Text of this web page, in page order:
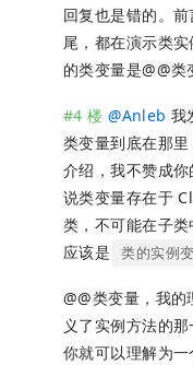
回复也是错的。
尾，都在演示类
的类变量是@@类
#4 楼 @Anleb 我
类变量到底在那
介绍，我不赞成
说类变量存在于
类，不可能在子
应该是
类的实例
@@类变量，我
义了实例方法的
你就可以理解为一